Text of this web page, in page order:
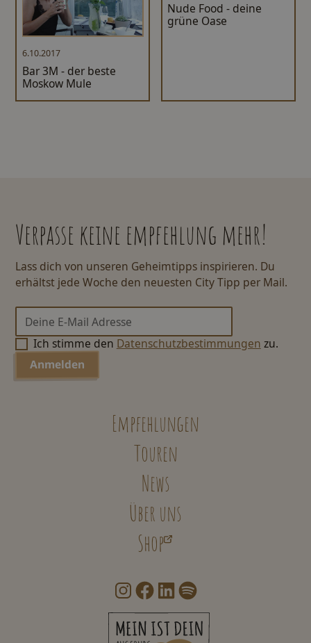
6.10.2017
Bar 3M - der beste
Moskow Mule
Nude Food - deine
grüne Oase
Empfehlungen
Touren
News
Über uns
Shop
Verpasse keine empfehlung mehr!
Lass dich von unseren Geheimtipps inspirieren. Du
erhältst jede Woche den neuesten City Tipp per Mail.
Ich stimme den Datenschutzbestimmungen zu.